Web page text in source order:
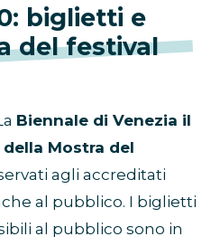
biglietti e
del festival
Biennale di Venezia il
Mostra del
agli accreditati
al pubblico. I biglietti
al pubblico sono in